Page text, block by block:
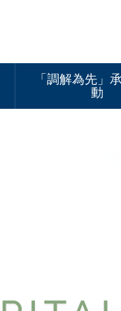
「調解為先」
動